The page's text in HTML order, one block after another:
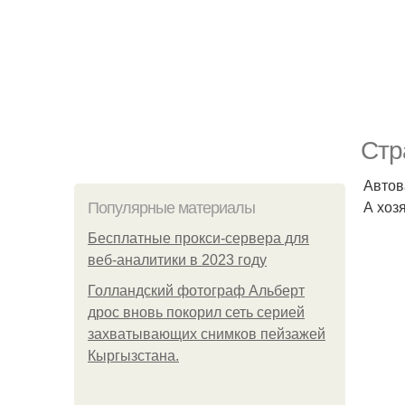
Популярные материалы
Бесплатные прокси-сервера для
веб-аналитики в 2023 году
Голландский фотограф Альберт
дрос вновь покорил сеть серией
захватывающих снимков пейзажей
Кыргызстана.
А